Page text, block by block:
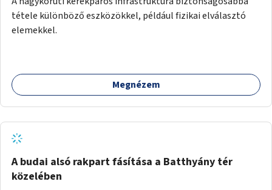
tétele különböző eszközökkel, például fizikai elválasztó
elemekkel.
Megnézem
A budai alsó rakpart fásítása a Batthyány tér
közelében